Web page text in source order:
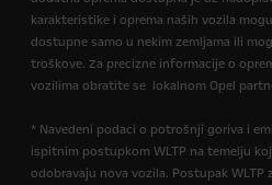
karakteristike i oprema naših vozila
dostupne samo u nekim zemljama ili
troškove. Za precizne informacije o
vozilima obratite se lokalnom Opel
* Navedeni podaci o potrošnji goriva i
ispitnim postupkom WLTP na temelju
odobravaju nova vozila. Postupak